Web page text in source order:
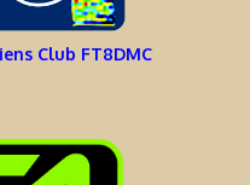
Club FT8DMC